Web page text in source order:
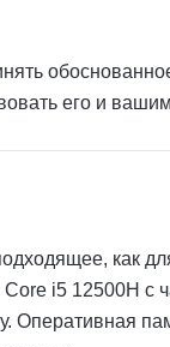
его и
как
i5 12500H с
Оперативная